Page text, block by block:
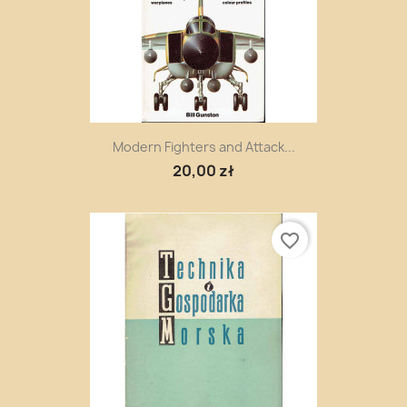
Modern Fighters and Attack...
20,00 zł
favorite_border